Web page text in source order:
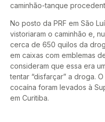
caminhão-tanque
No posto da PRF em São
vistoriaram o caminhão e,
cerca de 650 quilos da
em caixas com emblemas
consideram que essa era
tentar “disfarçar” a droga.
cocaína foram levados à
em Curitiba.